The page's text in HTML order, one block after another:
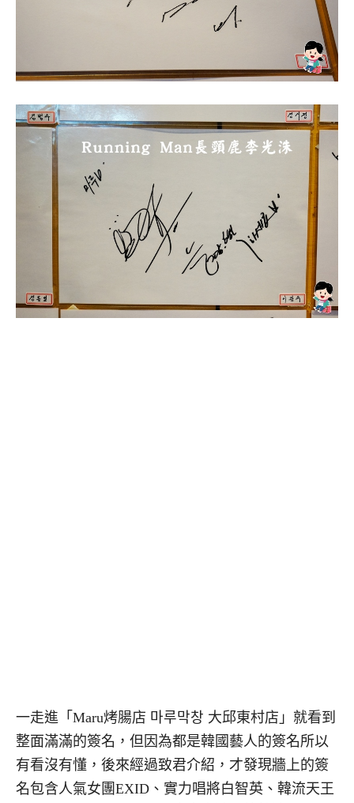
一走進「Maru烤腸店 마루막창 大邱東村店」就看到
整面滿滿的簽名，但因為都是韓國藝人的簽名所以
有看沒有懂，後來經過致君介紹，才發現牆上的簽
名包含人氣女團EXID、實力唱將白智英、韓流天王